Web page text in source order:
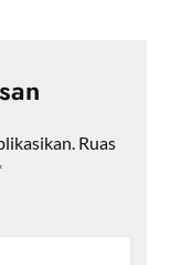
Ruas